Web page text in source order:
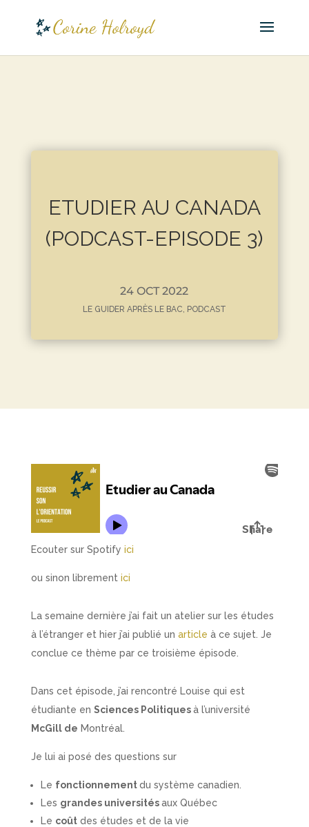
ETUDIER AU CANADA
(PODCAST-EPISODE 3)
24 OCT 2022
LE GUIDER APRÈS LE BAC, PODCAST
Ecouter sur Spotify ici
ou sinon librement ici
La semaine dernière j’ai fait un atelier sur les études
à l’étranger et hier j’ai publié un article à ce sujet. Je
conclue ce thème par ce troisième épisode.
Dans cet épisode, j’ai rencontré Louise qui est
étudiante en Sciences Politiquesà l’université
McGill de Montréal.
Je lui ai posé des questions sur
Le fonctionnementdu système canadien.
Les grandes universitésaux Québec
Le coûtdes études et de la vie